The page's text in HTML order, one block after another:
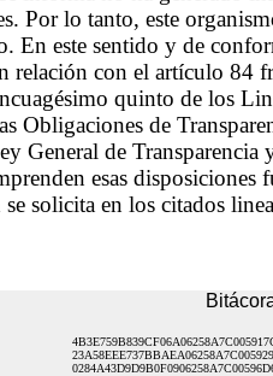
Por lo tanto, este
En este sentido y de
relación con el artículo 84
quinto de los
Obligaciones de
General de Transparencia
esas
se solicita en los citados